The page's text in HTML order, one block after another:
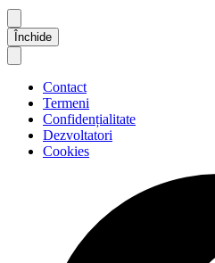
Închide
Contact
Termeni
Confidențialitate
Dezvoltatori
Cookies